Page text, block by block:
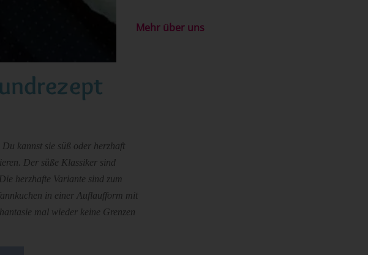
Mehr über uns
kannst sie süß oder herzhaft
Der süße Klassiker sind
herzhafte Variante sind zum
in einer Auflaufform mit
mal wieder keine Grenzen